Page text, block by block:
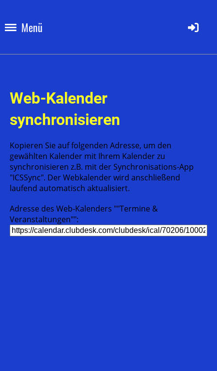
Menü
Web-Kalender
synchronisieren
Kopieren Sie auf folgenden Adresse, um den
gewählten Kalender mit Ihrem Kalender zu
synchronisieren z.B. mit der Synchronisations-App
"ICSSync". Der Webkalender wird anschließend
laufend automatisch aktualisiert.
Adresse des Web-Kalenders ""Termine &
Veranstaltungen"":